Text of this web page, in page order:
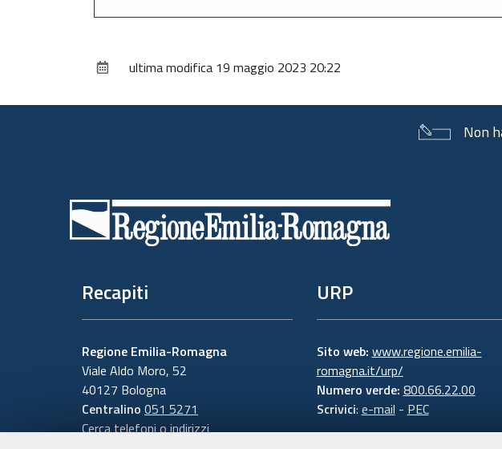
ultima modifica 19 maggio 2023 20:22
Non
Recapiti
Regione Emilia-Romagna
Viale Aldo Moro, 52
40127 Bologna
Centralino 051 5271
Cerca telefoni o indirizzi
URP
Sito web: www.regione.emilia-
romagna.it/urp/
Numero verde: 800.66.22.00
Scrivici: e-mail - PEC